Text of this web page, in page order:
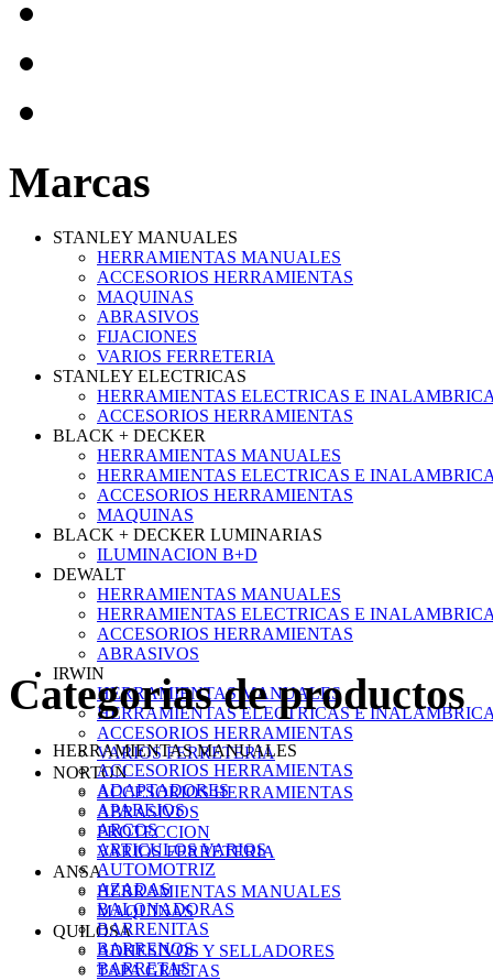
Marcas
STANLEY MANUALES
HERRAMIENTAS MANUALES
ACCESORIOS HERRAMIENTAS
MAQUINAS
ABRASIVOS
FIJACIONES
VARIOS FERRETERIA
STANLEY ELECTRICAS
HERRAMIENTAS ELECTRICAS E
ACCESORIOS HERRAMIENTAS
BLACK + DECKER
HERRAMIENTAS MANUALES
HERRAMIENTAS ELECTRICAS E
ACCESORIOS HERRAMIENTAS
MAQUINAS
BLACK + DECKER LUMINARIAS
ILUMINACION B+D
DEWALT
HERRAMIENTAS MANUALES
HERRAMIENTAS ELECTRICAS E
ACCESORIOS HERRAMIENTAS
ABRASIVOS
IRWIN
HERRAMIENTAS MANUALES
HERRAMIENTAS ELECTRICAS E
ACCESORIOS HERRAMIENTAS
VARIOS FERRETERIA
NORTON
ACCESORIOS HERRAMIENTAS
ABRASIVOS
PROTECCION
VARIOS FERRETERIA
ANSA
HERRAMIENTAS MANUALES
MAQUINAS
QUILOSA
ADHESIVOS Y SELLADORES
TAPA GRIETAS
Categorias de productos
HERRAMIENTAS MANUALES
ACCESORIOS HERRAMIENTAS
ADAPTADORES
APAREJOS
ARCOS
ARTICULOS VARIOS
AUTOMOTRIZ
AZADAS
BALONADORAS
BARRENITAS
BARRENOS
BARRETAS